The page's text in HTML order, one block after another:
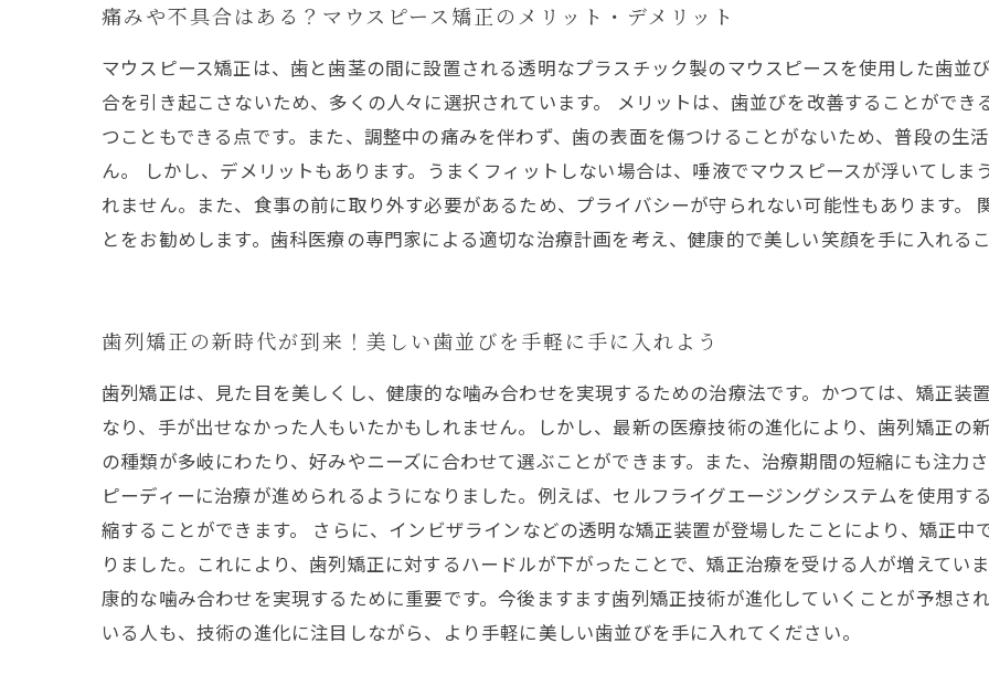
痛みや不具合はある？マウスピース矯正のメリット・デメリット
マウスピース矯正は、歯と歯茎の間に設置される透明なプラスチック製のマウスピースを使用した歯並
合を引き起こさないため、多くの人々に選択されています。 メリットは、歯並びを改善することがで
つこともできる点です。また、調整中の痛みを伴わず、歯の表面を傷つけることがないため、普段の生
ん。 しかし、デメリットもあります。うまくフィットしない場合は、唾液でマウスピースが浮いてしま
れません。また、食事の前に取り外す必要があるため、プライバシーが守られない可能性もあります。
とをお勧めします。歯科医療の専門家による適切な治療計画を考え、健康的で美しい笑顔を手に入れるこ
歯列矯正の新時代が到来！美しい歯並びを手軽に手に入れよう
歯列矯正は、見た目を美しくし、健康的な噛み合わせを実現するための治療法です。かつては、矯正装
なり、手が出せなかった人もいたかもしれません。しかし、最新の医療技術の進化により、歯列矯正の
の種類が多岐にわたり、好みやニーズに合わせて選ぶことができます。また、治療期間の短縮にも注力
ピーディーに治療が進められるようになりました。例えば、セルフライグエージングシステムを使用す
縮することができます。 さらに、インビザラインなどの透明な矯正装置が登場したことにより、矯正
りました。これにより、歯列矯正に対するハードルが下がったことで、矯正治療を受ける人が増えてい
康的な噛み合わせを実現するために重要です。今後ますます歯列矯正技術が進化していくことが予想さ
いる人も、技術の進化に注目しながら、より手軽に美しい歯並びを手に入れてください。